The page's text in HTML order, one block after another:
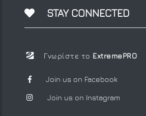
STAY CONNECTED
Γνωρίστε το ExtremePRO
Join us on Facebook
Join us on Instagram